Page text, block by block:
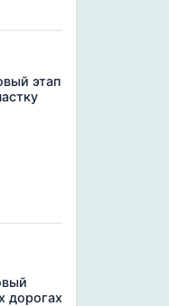
этап
дорогах